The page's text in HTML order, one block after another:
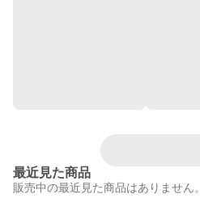
最近見た商品
販売中の最近見た商品はありません。